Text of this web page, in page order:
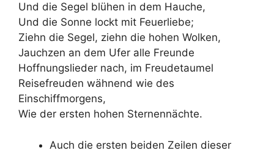
Und die Segel blühen in dem Hauche,
Und die Sonne lockt mit Feuerliebe;
Ziehn die Segel, ziehn die hohen Wolken,
Jauchzen an dem Ufer alle Freunde
Hoffnungslieder nach, im Freudetaumel
Reisefreuden wähnend wie des
Einschiffmorgens,
Wie der ersten hohen Sternennächte.
Auch die ersten beiden Zeilen dieser